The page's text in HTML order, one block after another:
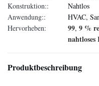
Konstruktion::
Nahtlos
Anwendung::
HVAC,
Hervorheben:
99, 9 %
Produktbeschreibung